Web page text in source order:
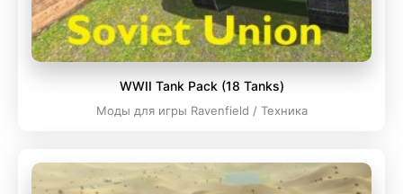
WWII Tank Pack (18 Tanks)
Моды для игры Ravenfield / Техника